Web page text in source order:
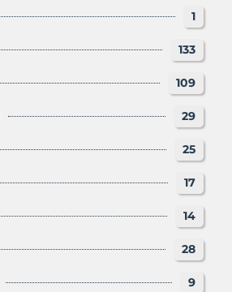
1
133
109
29
25
17
14
28
9